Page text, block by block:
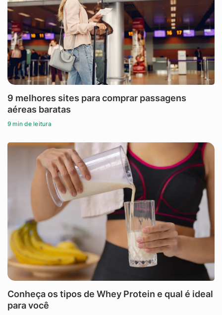
9 melhores sites para comprar passagens
aéreas baratas
9 min de leitura
Conheça os tipos de Whey Protein e qual é ideal
para você